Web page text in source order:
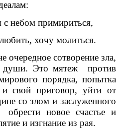
примириться,
молиться.
сотворение зла,
души. Это мятеж против
порядка, попытка
свой приговор, уйти от
со злом и заслуженного
новое счастье и
и изгнание из рая.